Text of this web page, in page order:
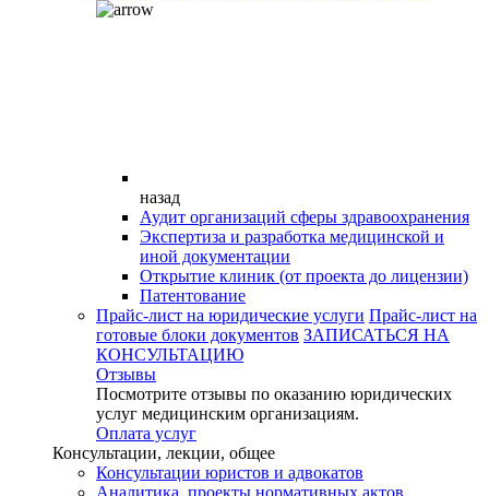
назад
Аудит организаций сферы здравоохранения
Экспертиза и разработка медицинской и
иной документации
Открытие клиник (от проекта до лицензии)
Патентование
Прайс-лист на юридические услуги Прайс-лист на
готовые блоки документов ЗАПИСАТЬСЯ НА
КОНСУЛЬТАЦИЮ
Отзывы
Посмотрите отзывы по оказанию юридических
услуг медицинским организациям.
Оплата услуг
Консультации, лекции, общее
Консультации юристов и адвокатов
Аналитика, проекты нормативных актов,